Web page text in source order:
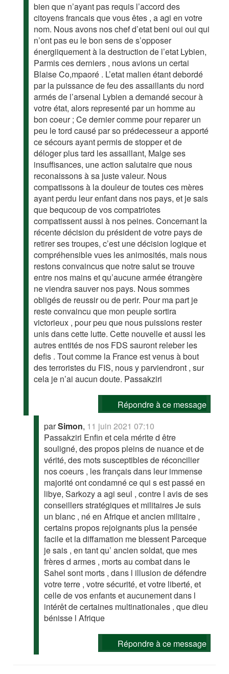
bien que n’ayant pas requis l’accord des
citoyens francais que vous êtes , a agi en votre
nom. Nous avons nos chef d’etat beni oui oui qui
n’ont pas eu le bon sens de s’opposer
énergiiquement à la destruction de l’etat Lybien,
Parmis ces derniers , nous avions un certai
Blaise Co,mpaoré . L’etat malien étant debordé
par la puissance de feu des assaillants du nord
armés de l’arsenal Lybien a demandé secour à
votre état, alors representé par un homme au
bon coeur ; Ce dernier comme pour reparer un
peu le tord causé par so prédecesseur a apporté
ce sécours ayant permis de stopper et de
déloger plus tard les assaillant, Malge ses
insuffisances, une action salutaire que nous
reconaissons à sa juste valeur. Nous
compatissons à la douleur de toutes ces mères
ayant perdu leur enfant dans nos pays, et je sais
que bequcoup de vos compatriotes
compatissent aussi à nos peines. Concernant la
récente décision du président de votre pays de
retirer ses troupes, c’est une décision logique et
compréhensible vues les animosités, mais nous
restons convaincus que notre salut se trouve
entre nos mains et qu’aucune armée étrangère
ne viendra sauver nos pays. Nous sommes
obligés de reussir ou de perir. Pour ma part je
reste convaincu que mon peuple sortira
victorieux , pour peu que nous puissions rester
unis dans cette lutte. Cette nouvelle et aussi les
autres entités de nos FDS sauront releber les
defis . Tout comme la France est venus à bout
des terroristes du FIS, nous y parviendront , sur
cela je n’ai aucun doute. Passakziri
Répondre à ce message
parSimon, 11 juin 2021 07:10
Passakziri Enfin et cela mérite d être
souligné, des propos pleins de nuance et de
vérité, des mots susceptibles de réconcilier
nos coeurs , les français dans leur immense
majorité ont condamné ce qui s est passé en
libye, Sarkozy a agi seul , contre l avis de ses
conseillers stratégiques et militaires Je suis
un blanc , né en Afrique et ancien militaire ,
certains propos rejoignants plus la pensée
facile et la diffamation me blessent Parceque
je sais , en tant qu’ ancien soldat, que mes
frères d armes , morts au combat dans le
Sahel sont morts , dans l illusion de défendre
votre terre , votre sécurité, et votre liberté, et
celle de vos enfants et aucunement dans l
intérêt de certaines multinationales , que dieu
bénisse l Afrique
Répondre à ce message